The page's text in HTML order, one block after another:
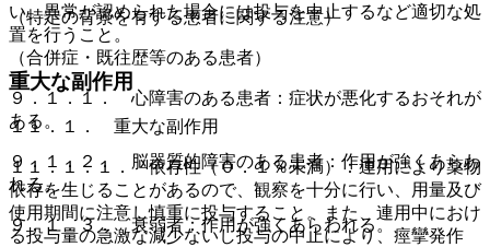
（特定の背景を有する患者に関する注意）
（合併症・既往歴等のある患者）
９．１．１． 心障害のある患者：症状が悪化するおそれが
ある。
９．１．２． 脳器質的障害のある患者：作用が強くあらわ
れる。
９．１．３． 衰弱者：作用が強くあらわれる。
い、異常が認められた場合には投与を中止するなど適切な処
置を行うこと。
重大な副作用
１１．１． 重大な副作用
１１．１．１． 依存性（０．１％未満）：連用により薬物
依存を生じることがあるので、観察を十分に行い、用量及び
使用期間に注意し慎重に投与すること。また、連用中におけ
る投与量の急激な減少ないし投与の中止により、痙攣発作